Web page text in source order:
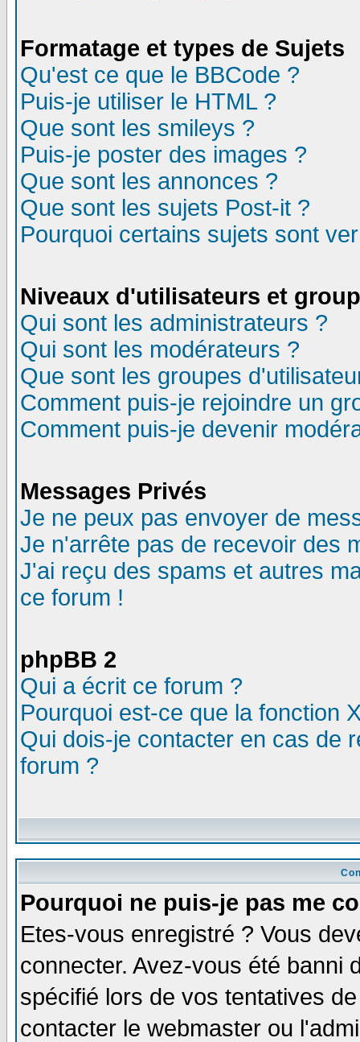
Formatage et types de Sujets
Qu'est ce que le BBCode ?
Puis-je utiliser le HTML ?
Que sont les smileys ?
Puis-je poster des images ?
Que sont les annonces ?
Que sont les sujets Post-it ?
Pourquoi certains sujets sont
Niveaux d'utilisateurs et
Qui sont les administrateurs ?
Qui sont les modérateurs ?
Que sont les groupes
Comment puis-je rejoindre un
Comment puis-je devenir
Messages Privés
Je ne peux pas envoyer de
Je n'arrête pas de recevoir des
J'ai reçu des spams et autres
ce forum !
phpBB 2
Qui a écrit ce forum ?
Pourquoi est-ce que la fonction
Qui dois-je contacter en cas de
forum ?
Pourquoi ne puis-je pas me
Etes-vous enregistré ? Vous
connecter. Avez-vous été banni
spécifié lors de vos tentatives
contacter le webmaster ou